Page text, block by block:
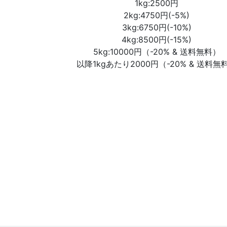
1kg:2500円
2kg:4750円(-5%)
3kg:6750円(-10%)
4kg:8500円(-15%)
5kg:10000円（-20% & 送料無料）
以降1kgあたり2000円（-20% & 送料無